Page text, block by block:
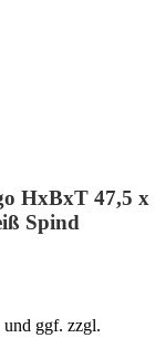
HxBxT 47,5 x
Spind
ggf. zzgl.